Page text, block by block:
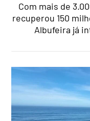
Com mais de
recuperou 150
Albufeira já